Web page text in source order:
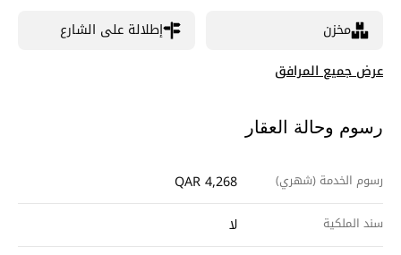
مخزن
إطلالة على الشارع
عرض جميع المرافق
رسوم وحالة العقار
رسوم الخدمة (شهري) QAR 4,268
سند الملكية لا